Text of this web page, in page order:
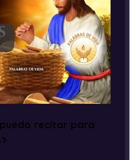
recitar para